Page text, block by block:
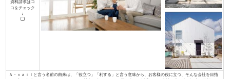
検索条件： 全国